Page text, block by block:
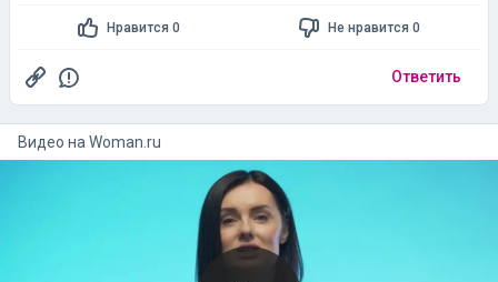
Нравится 0 Не нравится 0
Ответить
Видео на woman.ru